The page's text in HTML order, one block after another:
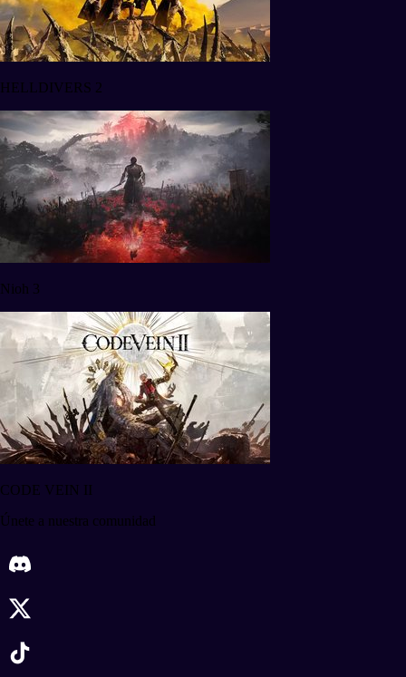
HELLDIVERS 2
Nioh 3
CODE VEIN II
Únete a nuestra comunidad